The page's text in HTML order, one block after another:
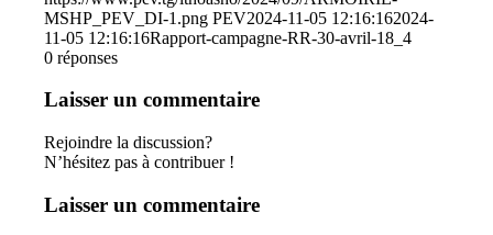
MSHP_PEV_DI-1.png PEV2024-11-05 12:16:162024-
11-05 12:16:16Rapport-campagne-RR-30-avril-18_4
0 réponses
Laisser un commentaire
Rejoindre la discussion?
N’hésitez pas à contribuer !
Laisser un commentaire